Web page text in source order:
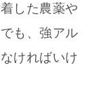
した農薬や
も、強アル
ければいけ